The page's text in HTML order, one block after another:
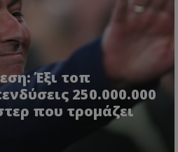
Έξι τοπ
250.000.000
που τρομάζει